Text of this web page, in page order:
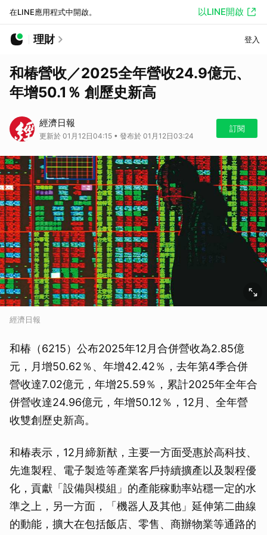
在LINE應用程式中開啟。 以LINE開啟
理財 登入
和椿營收／2025全年營收24.9億元、
年增50.1％ 創歷史新高
經濟日報
更新於 01月12日04:15 • 發布於 01月12日03:24
訂閱
經濟日報
和椿（6215）公布2025年12月合併營收為2.85億
元，月增50.62％、年增42.42％，去年第4季合併
營收達7.02億元，年增25.59％，累計2025年全年合
併營收達24.96億元，年增50.12％，12月、全年營
收雙創歷史新高。
和椿表示，12月締新猷，主要一方面受惠於高科技、
先進製程、電子製造等產業客戶持續擴產以及製程優
化，貢獻「設備與模組」的產能稼動率站穩一定的水
準之上，另一方面，「機器人及其他」延伸第二曲線
的動能，擴大在包括飯店、零售、商辦物業等通路的